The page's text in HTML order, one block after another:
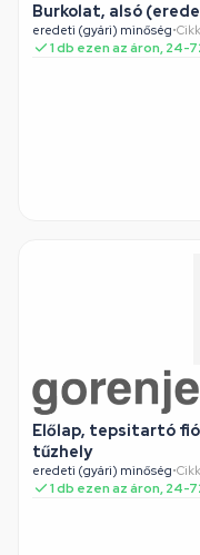
Burkolat, alsó
eredeti (gyári) minőség•
1 db ezen az áron, 24-
Előlap, tepsitartó
tűzhely
eredeti (gyári) minőség•
1 db ezen az áron, 24-